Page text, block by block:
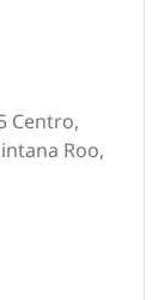
Centro,
Roo,